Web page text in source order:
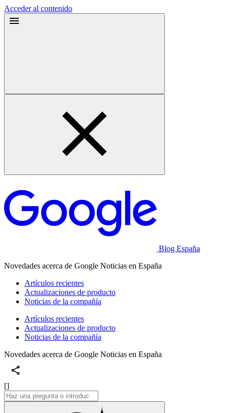
Acceder al contenido
Blog España
Novedades acerca de Google Noticias en España
Artículos recientes
Actualizaciones de producto
Noticias de la compañía
Artículos recientes
Actualizaciones de producto
Noticias de la compañía
Novedades acerca de Google Noticias en España
[]